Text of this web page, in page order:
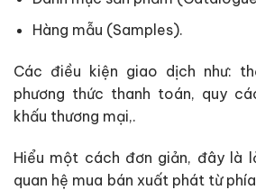
Hàng mẫu (Samples).
Các điều kiện giao dịch như:
phương thức thanh toán, quy
khấu thương mại,.
Hiểu một cách đơn giản, đây là
quan hệ mua bán xuất phát từ